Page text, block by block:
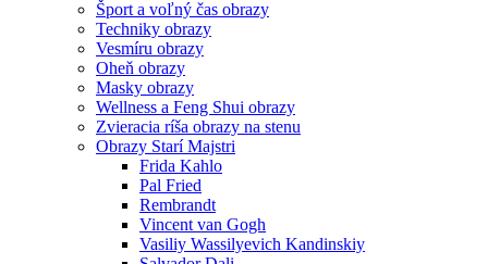
Šport a voľný čas obrazy
Techniky obrazy
Vesmíru obrazy
Oheň obrazy
Masky obrazy
Wellness a Feng Shui obrazy
Zvieracia ríša obrazy na stenu
Obrazy Starí Majstri
Frida Kahlo
Pal Fried
Rembrandt
Vincent van Gogh
Vasiliy Wassilyevich Kandinskiy